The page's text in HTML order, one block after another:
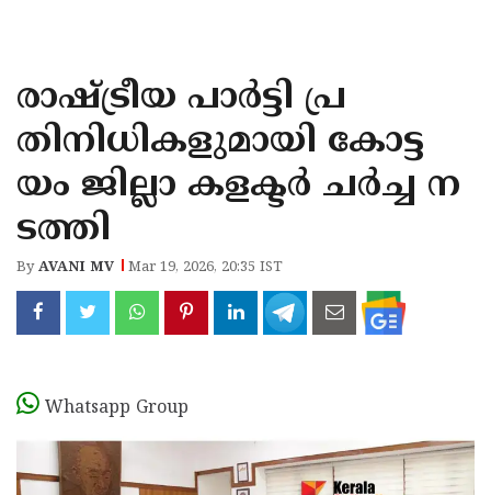
KANNUR
KASARAGOD
രാഷ്ട്രീയ പാർട്ടി പ്ര
തിനിധികളുമായി കോട്ട
യം ജില്ലാ കളക്ടർ ചർച്ച ന
ടത്തി
ByAVANI MV Mar 19, 2026, 20:35 IST
Whatsapp Group